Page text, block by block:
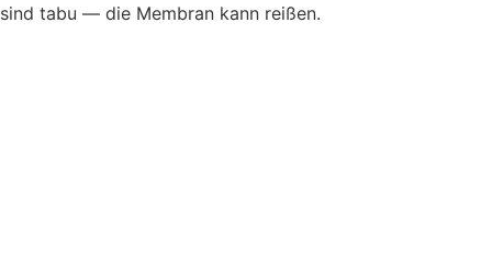
sind tabu — die Membran kann reißen.